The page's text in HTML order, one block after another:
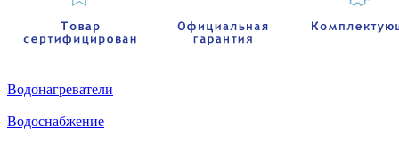
Водонагреватели
Водоснабжение